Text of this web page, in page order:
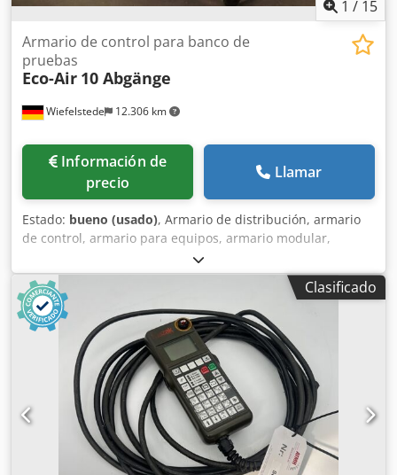
1 / 15
Wiefelstede 12.306 km
Armario de control para banco de
pruebas
Eco-Air 10 Abgänge
Información de
precio
Llamar
Estado: bueno (usado), Armario de distribución, armario
de control, armario para equipos, armario modular,
armario para servidores, armario eléctrico. -Fabricante:
Ecoair, armario de control con panel de pruebas sobre una
base móvil. -Tipo: 10 salidas -Potencia de conmutación:
Salida 1-5 máx. 11 kVA / Salida 6-10 máx. 7 kVA -
Equipamiento: ver fotos -Dimensiones: 2075/1000/Alto
2150 mm Dodpfx Aozrufvjdzeck -Peso: 373 kg
Clasificado